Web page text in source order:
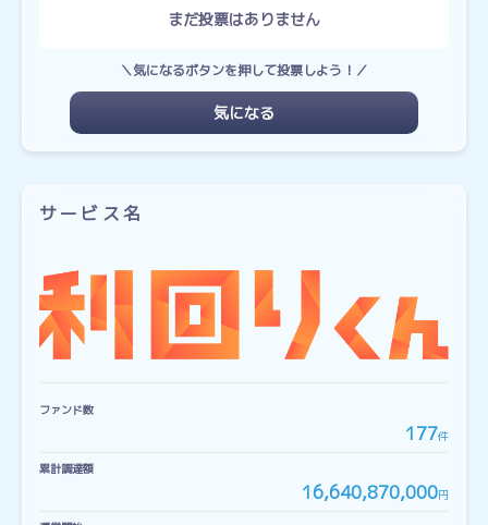
まだ投票はありません
＼気になるボタンを押して投票しよう！／
気になる
サービス名
ファンド数
177件
累計調達額
16,640,870,000円